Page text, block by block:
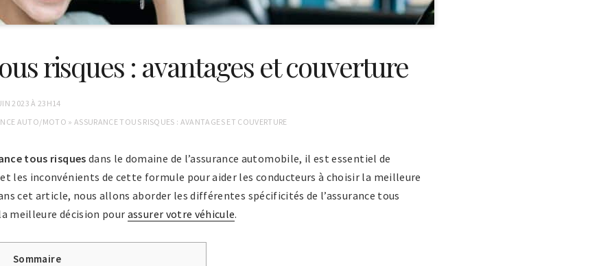
risques : avantages et couverture
2023 À 23H14
AUTO/MOTO » ASSURANCE TOUS RISQUES : AVANTAGES ET COUVERTURE
tous risques dans le domaine de l’assurance automobile, il est essentiel de
les inconvénients de cette formule pour aider les conducteurs à choisir la meilleure
cet article, nous allons aborder les différentes spécificités de l’assurance tous
meilleure décision pour assurer votre véhicule.
Sommaire